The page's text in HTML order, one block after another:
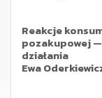
Reakcje
pozakupowej
działania
Ewa